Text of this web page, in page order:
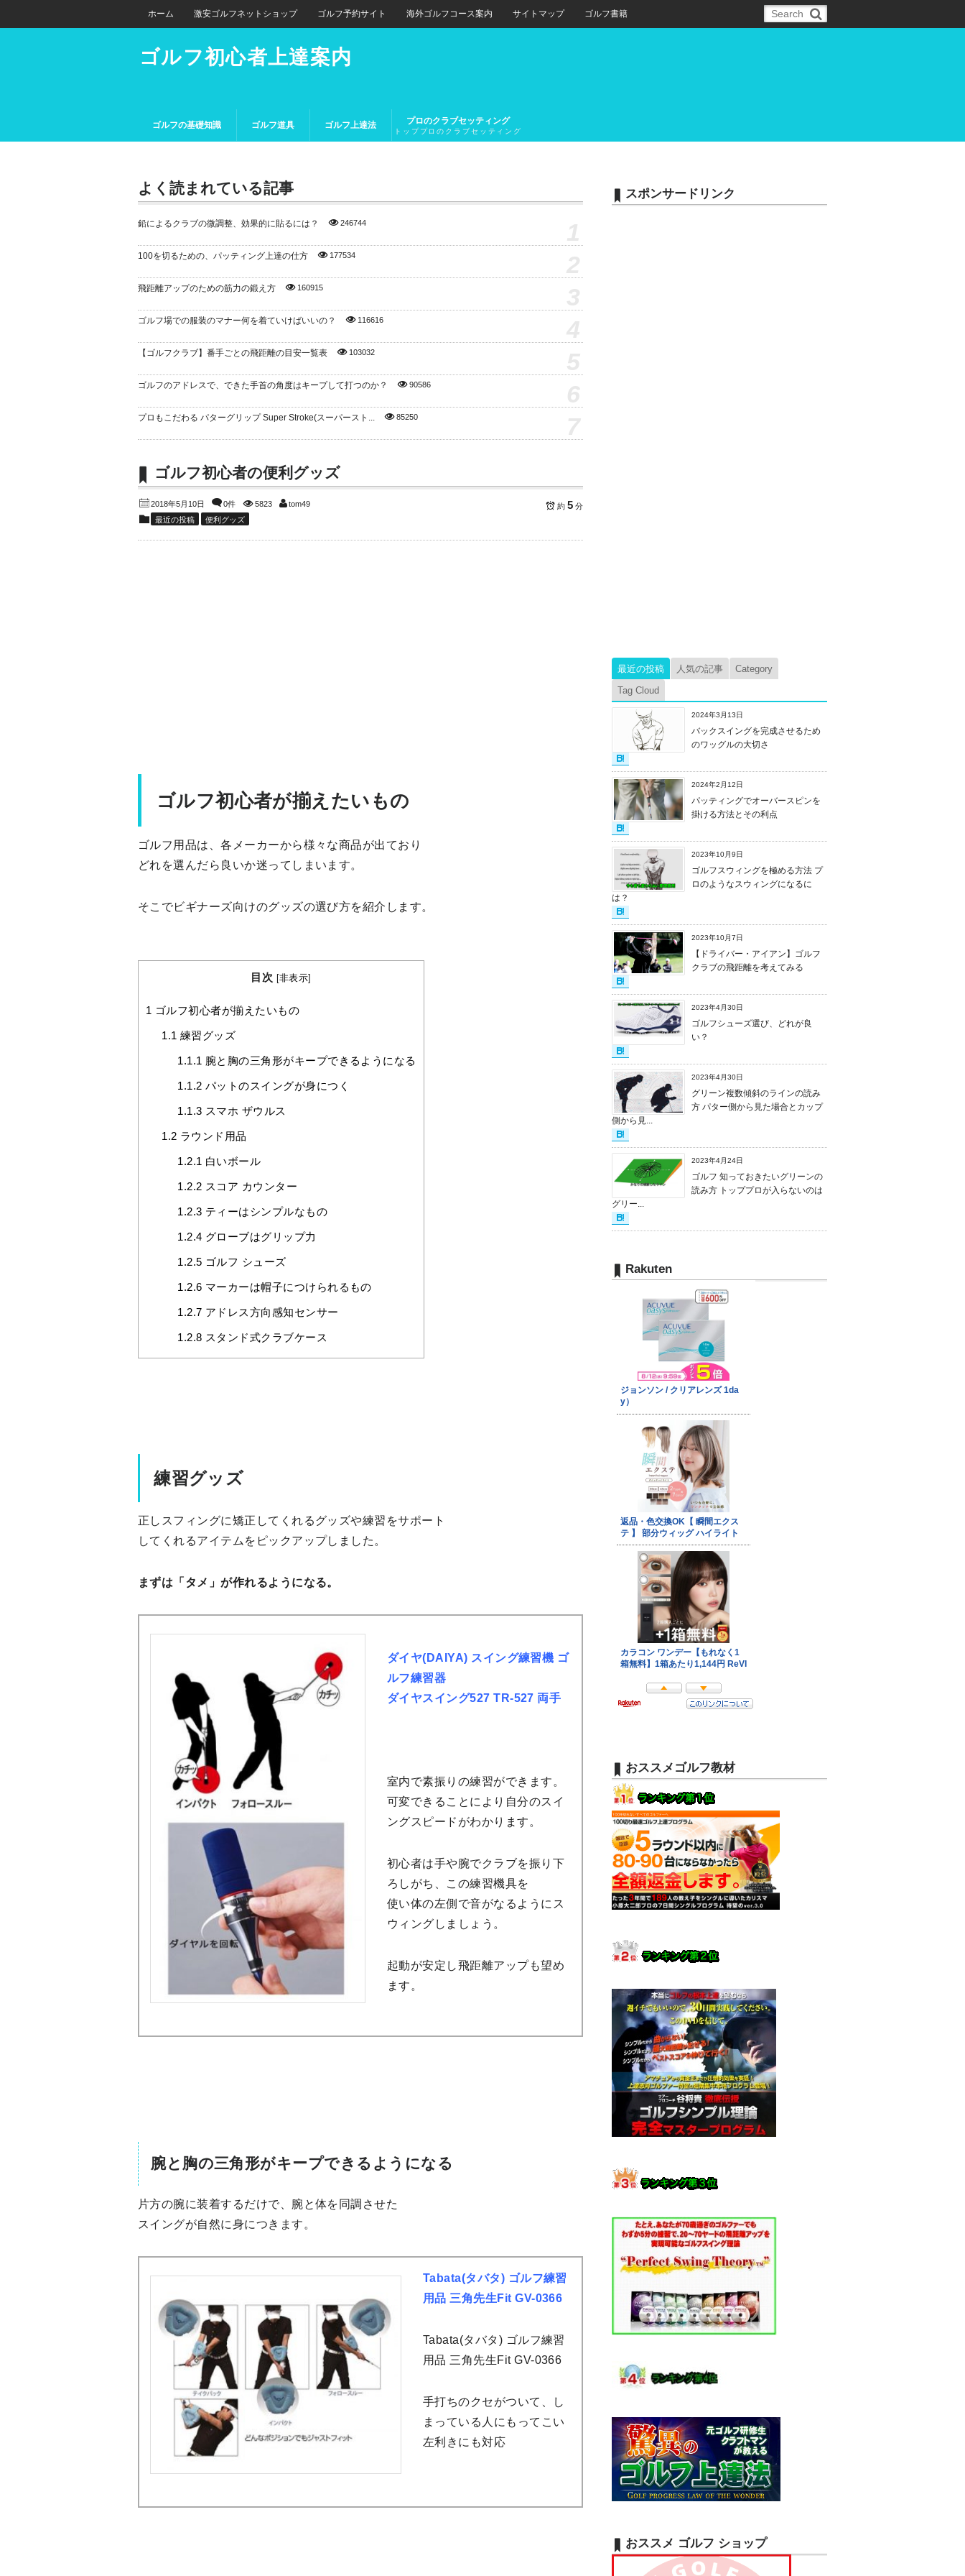
ゴルフ初心者上達案内
よく読まれている記事
鉛によるクラブの微調整、効果的に貼るには？ 246744
100を切るための、パッティング上達の仕方 177534
飛距離アップのための筋力の鍛え方 160915
ゴルフ場での服装のマナー何を着ていけばいいの？ 116616
【ゴルフクラブ】番手ごとの飛距離の目安一覧表 103032
ゴルフのアドレスで、できた手首の角度はキープして打つのか？ 90586
プロもこだわる パターグリップ Super Stroke(スーパースト... 85250
ゴルフ初心者の便利グッズ
2018年5月10日 0件 5823 tom49 約 5 分
最近の投稿
便利グッズ
ゴルフ初心者が揃えたいもの
ゴルフ用品は、各メーカーから様々な商品が出ており
どれを選んだら良いか迷ってしまいます。
そこでビギナーズ向けのグッズの選び方を紹介します。
目次 [非表示]
1 ゴルフ初心者が揃えたいもの
1.1 練習グッズ
1.1.1 腕と胸の三角形がキープできるようになる
1.1.2 パットのスイングが身につく
1.1.3 スマホ ザウルス
1.2 ラウンド用品
1.2.1 白いボール
1.2.2 スコア カウンター
1.2.3 ティーはシンプルなもの
1.2.4 グローブはグリップ力
1.2.5 ゴルフ シューズ
1.2.6 マーカーは帽子につけられるもの
1.2.7 アドレス方向感知センサー
1.2.8 スタンド式クラブケース
練習グッズ
正しスフィングに矯正してくれるグッズや練習をサポート
してくれるアイテムをピックアップしました。
まずは「タメ」が作れるようになる。
ダイヤ(DAIYA) スイング練習機 ゴ
ルフ練習器
ダイヤスイング527 TR-527 両手
室内で素振りの練習ができます。
可変できることにより自分のスイ
ングスピードがわかります。
初心者は手や腕でクラブを振り下
ろしがち、この練習機具を
使い体の左側で音がなるようにス
ウィングしましょう。
起動が安定し飛距離アップも望め
ます。
腕と胸の三角形がキープできるようになる
片方の腕に装着するだけで、腕と体を同調させた
スイングが自然に身につきます。
Tabata(タバタ) ゴルフ練習
用品 三角先生Fit GV-0366
Tabata(タバタ) ゴルフ練習
用品 三角先生Fit GV-0366
手打ちのクセがついて、し
まっている人にもってこい
左利きにも対応
スポンサードリンク
最近の投稿 人気の記事
Category
Tag Cloud
2024年3月13日
バックスイングを完成させるため
のワッグルの大切さ
2024年2月12日
パッティングでオーバースピンを
掛ける方法とその利点
2023年10月9日
ゴルフスウィングを極める方法 プ
ロのようなスウィングになるに
は？
2023年10月7日
【ドライバー・アイアン】ゴルフ
クラブの飛距離を考えてみる
2023年4月30日
ゴルフシューズ選び、どれが良
い？
2023年4月30日
グリーン複数傾斜のラインの読み
方 パター側から見た場合とカップ
側から見...
2023年4月24日
ゴルフ 知っておきたいグリーンの
読み方 トッププロが入らないのは
グリー...
Rakuten
おススメゴルフ教材
おススメ ゴルフ ショップ
ホーム 激安ゴルフネットショップ ゴルフ予約サイト 海外ゴルフコース案内 サイトマップ ゴルフ書籍
ゴルフの基礎知識 ゴルフ道具 ゴルフ上達法 プロのクラブセッティング
トッププロのクラブセッティング